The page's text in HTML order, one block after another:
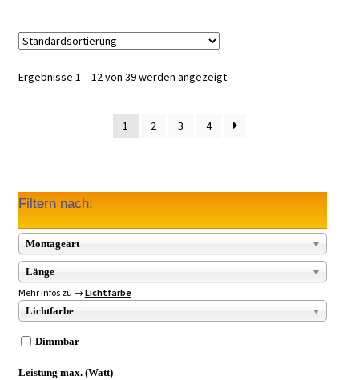
Ergebnisse 1 – 12 von 39 werden angezeigt
1 2 3 4
Filtern nach:
Montageart
Länge
Mehr Infos zu → Lichtfarbe
Lichtfarbe
Dimmbar
Leistung max. (Watt)